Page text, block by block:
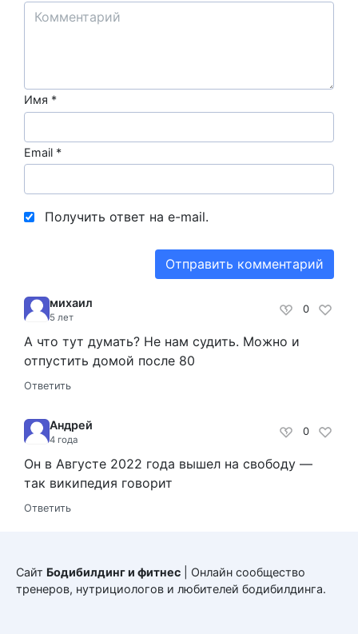
Имя *
Email *
Получить ответ на e-mail.
михаил
5 лет
0
А что тут думать? Не нам судить. Можно и
отпустить домой после 80
Ответить
Андрей
4 года
0
Он в Августе 2022 года вышел на свободу —
так википедия говорит
Ответить
Сайт Бодибилдинг и фитнес | Онлайн сообщество
тренеров, нутрициологов и любителей бодибилдинга.